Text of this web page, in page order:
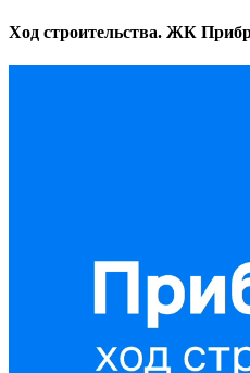
Ход строительства. ЖК